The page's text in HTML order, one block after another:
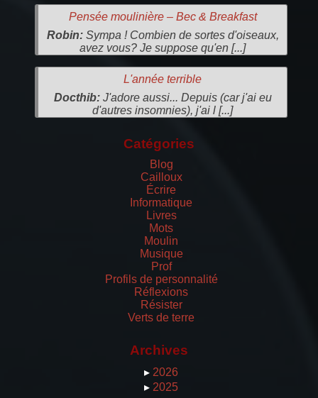
Pensée moulinière – Bec & Breakfast
Robin:Sympa ! Combien de sortes d'oiseaux,
avez vous? Je suppose qu'en [...]
L'année terrible
Docthib:J'adore aussi... Depuis (car j'ai eu
d'autres insomnies), j'ai l [...]
Catégories
Blog
Cailloux
Écrire
Informatique
Livres
Mots
Moulin
Musique
Prof
Profils de personnalité
Réflexions
Résister
Verts de terre
Archives
▸ 2026
▸ 2025